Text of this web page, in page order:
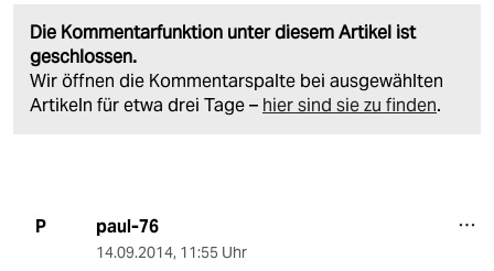
Die Kommentarfunktion unter diesem Artikel ist
geschlossen.
Wir öffnen die Kommentarspalte bei ausgewählten
Artikeln für etwa drei Tage – hier sind sie zu finden.
P paul-76
14.09.2014, 11:55 Uhr